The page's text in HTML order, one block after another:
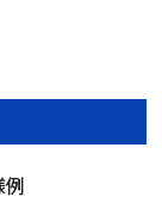
例